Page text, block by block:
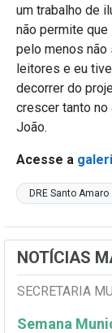
um trabalho de
não permite
pelo menos
leitores e eu
decorrer do
crescer tanto
João.
Acesse a
DRE Santo Amaro
NOTÍCIAS
SECRETARIA
Semana